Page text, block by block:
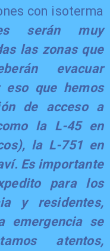
con isoterma
serán muy
las zonas que
evacuar
eso que hemos
de acceso a
la L-45 en
la L-751 en
Es importante
para los
y residentes,
emergencia se
atentos,